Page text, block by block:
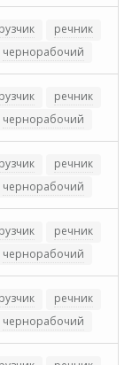
речник
чернорабочий
речник
чернорабочий
речник
чернорабочий
речник
чернорабочий
речник
чернорабочий